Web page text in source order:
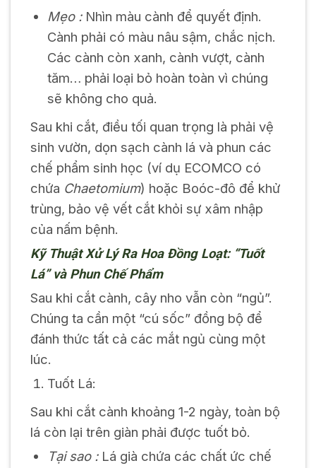
Mẹo :Nhìn màu cành để quyết định.
Cành phải có màu nâu sậm, chắc nịch.
Các cành còn xanh, cành vượt, cành
tăm… phải loại bỏ hoàn toàn vì chúng
sẽ không cho quả.
Sau khi cắt, điều tối quan trọng là phải vệ
sinh vườn, dọn sạch cành lá và phun các
chế phẩm sinh học (ví dụ ECOMCO có
chứa Chaetomium) hoặc Boóc-đô để khử
trùng, bảo vệ vết cắt khỏi sự xâm nhập
của nấm bệnh.
Kỹ Thuật Xử Lý Ra Hoa Đồng Loạt: “Tuốt
Lá” và Phun Chế Phẩm
Sau khi cắt cành, cây nho vẫn còn “ngủ”.
Chúng ta cần một “cú sốc” đồng bộ để
đánh thức tất cả các mắt ngủ cùng một
lúc.
Tuốt Lá:
Sau khi cắt cành khoảng 1-2 ngày, toàn bộ
lá còn lại trên giàn phải được tuốt bỏ.
Tại sao :Lá già chứa các chất ức chế